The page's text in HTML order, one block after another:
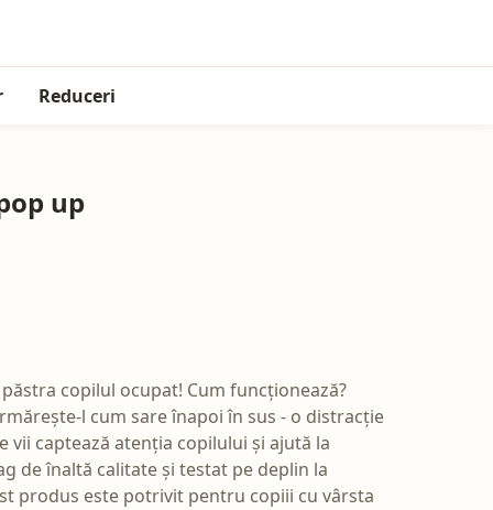
Reduceri
up
copilul ocupat! Cum funcționează?
l cum sare înapoi în sus - o distracție
vii captează atenția copilului și ajută la
de înaltă calitate și testat pe deplin la
produs este potrivit pentru copiii cu vârsta